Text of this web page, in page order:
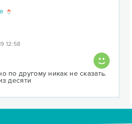
12:58
по другому никак не сказать.
десяти